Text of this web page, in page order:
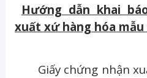
Hướng dẫn khai
xuất xứ hàng hóa mẫu
Giấy chứng nhận